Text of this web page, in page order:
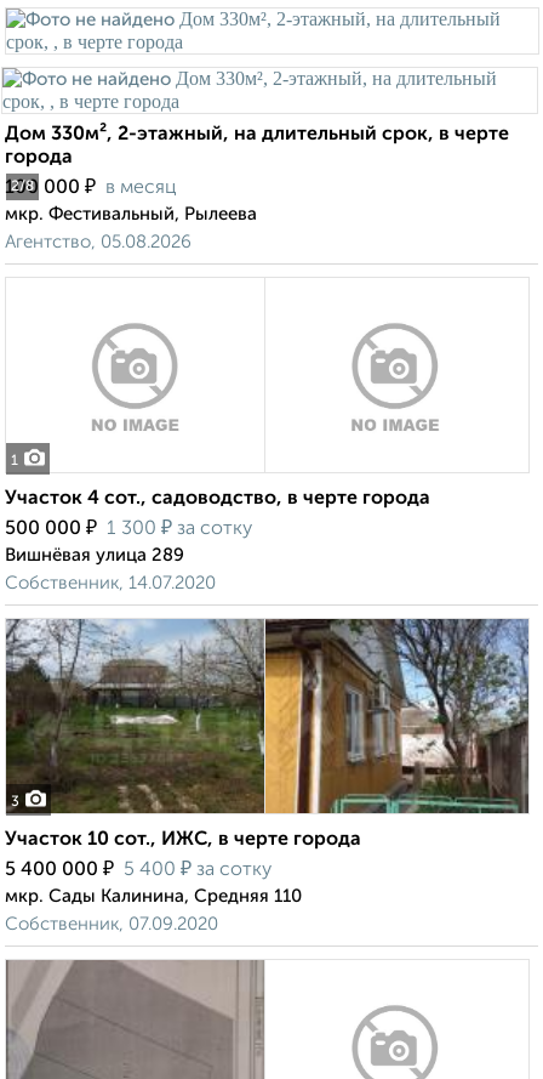
2/8
Дом 330м², 2-этажный, на длительный срок, в черте
города
100 000 ₽ в месяц
мкр. Фестивальный, Рылеева
Агентство, 05.08.2026
1
Участок 4 сот., садоводство, в черте города
500 000 ₽ 1 300 ₽ за сотку
Вишнёвая улица 289
Собственник, 14.07.2020
3
Участок 10 сот., ИЖС, в черте города
5 400 000 ₽ 5 400 ₽ за сотку
мкр. Сады Калинина, Средняя 110
Собственник, 07.09.2020